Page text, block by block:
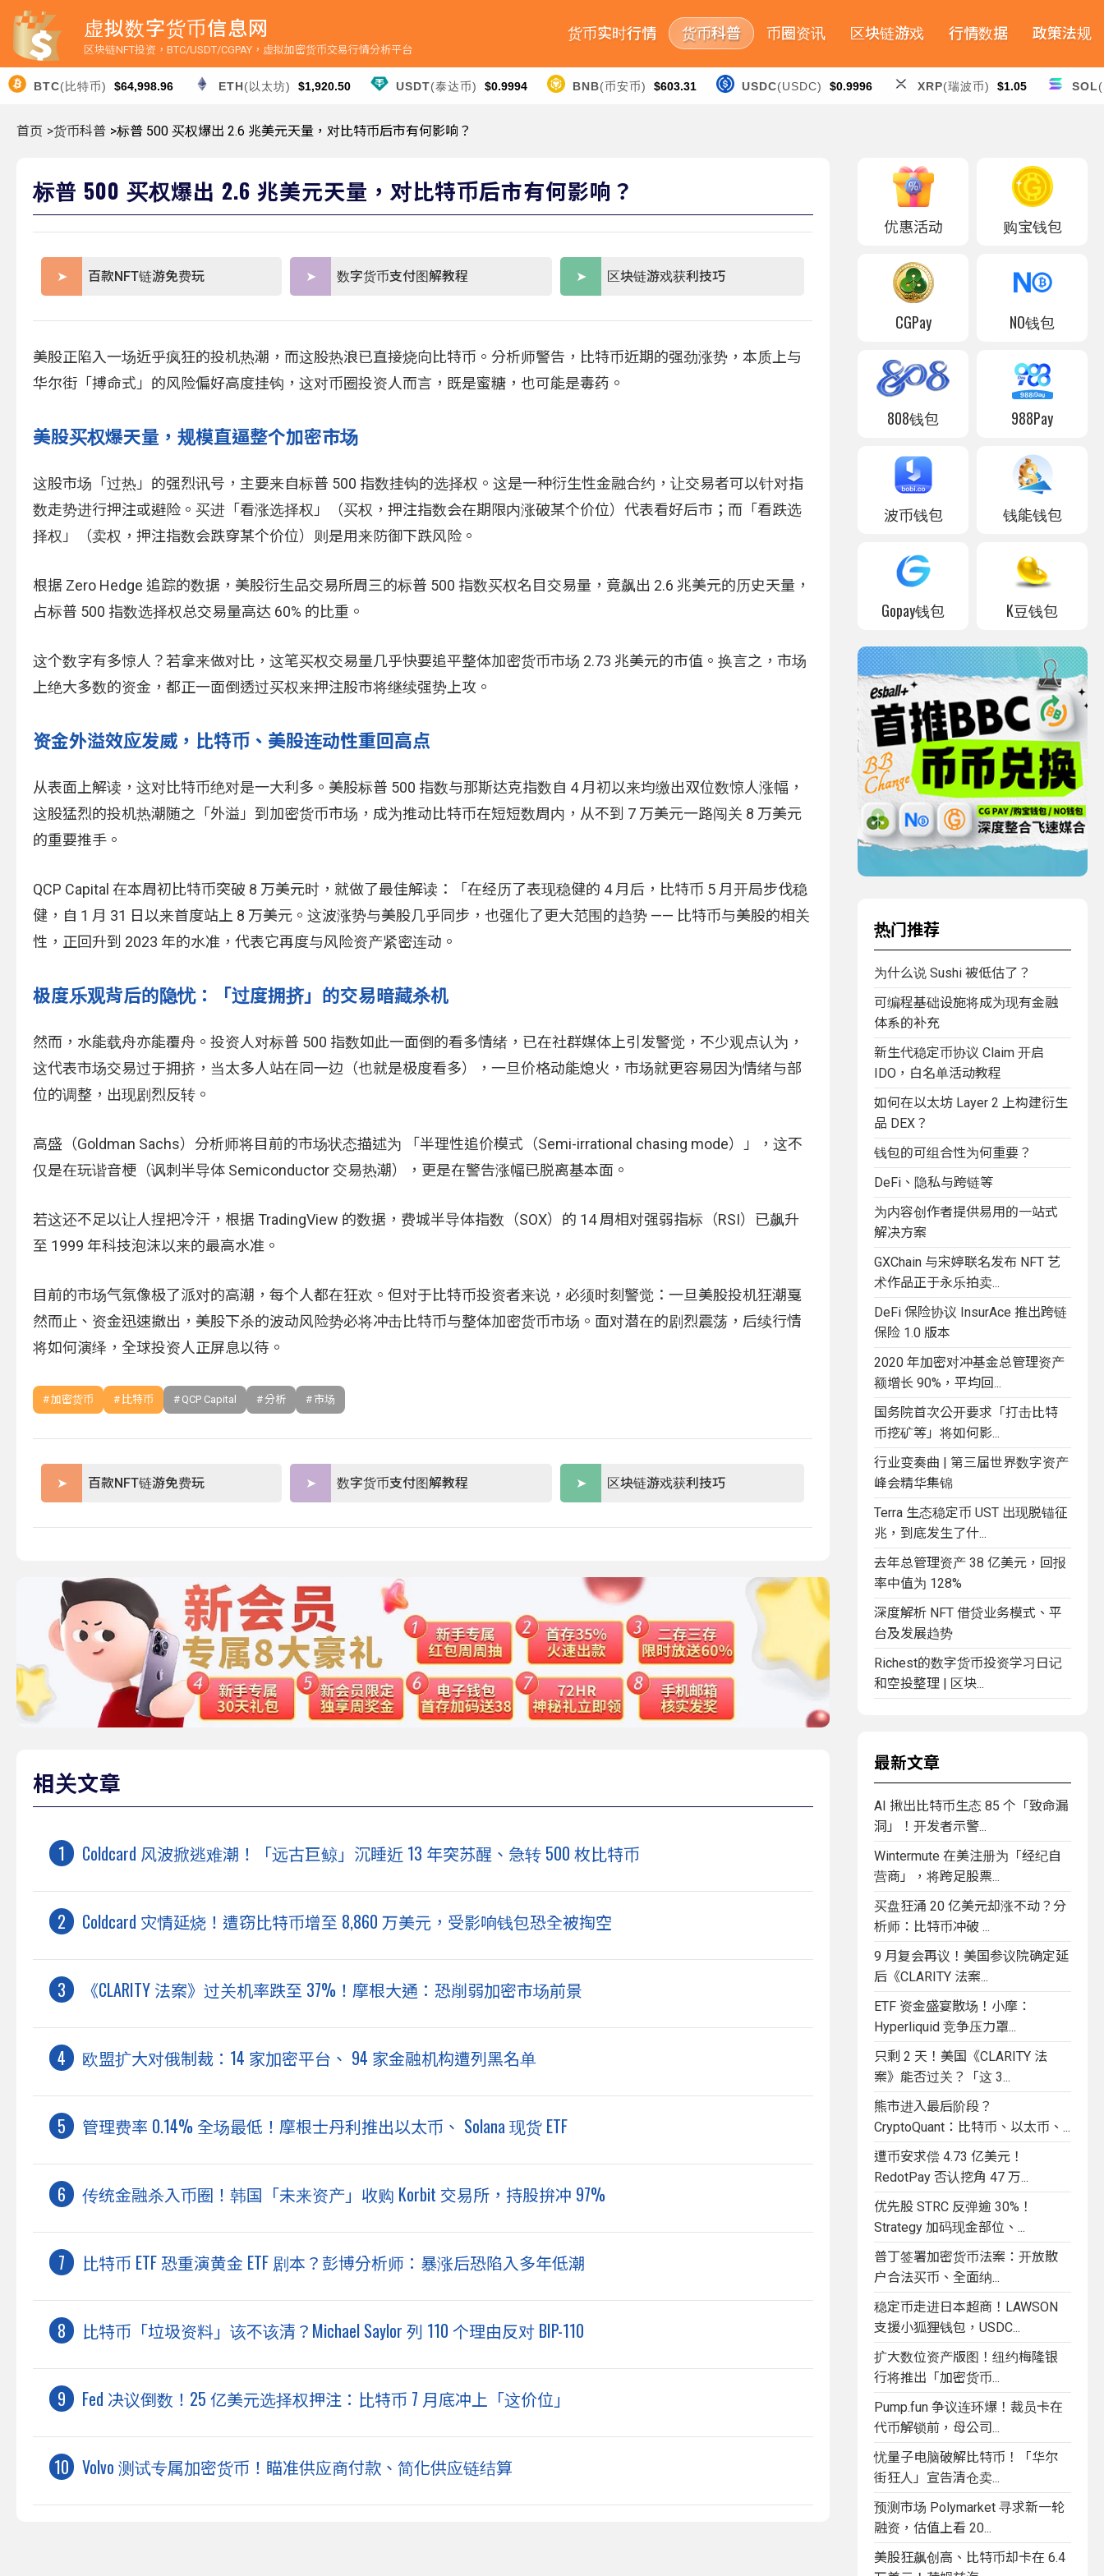
虚拟数字货币信息网
区块链NFT投资，BTC/USDT/CGPAY，虚拟加密货币交易行情分析平台
货币实时行情 货币科普 币圈资讯 区块链游戏 行情数据 政策法规
BTC(比特币) $64,998.96 ETH(以太坊) $1,920.50 USDT(泰达币) $0.9994 BNB(币安币) $603.31 USDC(USDC) $0.9996 XRP(瑞波币) $1.05 SOL
首页 >货币科普 >标普 500 买权爆出 2.6 兆美元天量，对比特币后市有何影响？
标普 500 买权爆出 2.6 兆美元天量，对比特币后市有何影响？
百款NFT链游免费玩 数字货币支付图解教程 区块链游戏获利技巧
美股正陷入一场近乎疯狂的投机热潮，而这股热浪已直接烧向比特币。分析师警告，比特币近期的强劲涨势，本质上与
华尔街「搏命式」的风险偏好高度挂钩，这对币圈投资人而言，既是蜜糖，也可能是毒药。
美股买权爆天量，规模直逼整个加密市场
这股市场「过热」的强烈讯号，主要来自标普 500 指数挂钩的选择权。这是一种衍生性金融合约，让交易者可以针对指
数走势进行押注或避险。买进「看涨选择权」（买权，押注指数会在期限内涨破某个价位）代表看好后市；而「看跌选
择权」（卖权，押注指数会跌穿某个价位）则是用来防御下跌风险。
根据 Zero Hedge 追踪的数据，美股衍生品交易所周三的标普 500 指数买权名目交易量，竟飙出 2.6 兆美元的历史天量，
占标普 500 指数选择权总交易量高达 60% 的比重。
这个数字有多惊人？若拿来做对比，这笔买权交易量几乎快要追平整体加密货币市场 2.73 兆美元的市值。换言之，市场
上绝大多数的资金，都正一面倒透过买权来押注股市将继续强势上攻。
资金外溢效应发威，比特币、美股连动性重回高点
从表面上解读，这对比特币绝对是一大利多。美股标普 500 指数与那斯达克指数自 4 月初以来均缴出双位数惊人涨幅，
这股猛烈的投机热潮随之「外溢」到加密货币市场，成为推动比特币在短短数周内，从不到 7 万美元一路闯关 8 万美元
的重要推手。
QCP Capital 在本周初比特币突破 8 万美元时，就做了最佳解读：「在经历了表现稳健的 4 月后，比特币 5 月开局步伐稳
健，自 1 月 31 日以来首度站上 8 万美元。这波涨势与美股几乎同步，也强化了更大范围的趋势 —— 比特币与美股的相关
性，正回升到 2023 年的水准，代表它再度与风险资产紧密连动。
极度乐观背后的隐忧：「过度拥挤」的交易暗藏杀机
然而，水能载舟亦能覆舟。投资人对标普 500 指数如此一面倒的看多情绪，已在社群媒体上引发警觉，不少观点认为，
这代表市场交易过于拥挤，当太多人站在同一边（也就是极度看多），一旦价格动能熄火，市场就更容易因为情绪与部
位的调整，出现剧烈反转。
高盛（Goldman Sachs）分析师将目前的市场状态描述为 「半理性追价模式（Semi-irrational chasing mode）」，这不
仅是在玩谐音梗（讽刺半导体 Semiconductor 交易热潮），更是在警告涨幅已脱离基本面。
若这还不足以让人捏把冷汗，根据 TradingView 的数据，费城半导体指数（SOX）的 14 周相对强弱指标（RSI）已飙升
至 1999 年科技泡沫以来的最高水准。
目前的市场气氛像极了派对的高潮，每个人都在狂欢。但对于比特币投资者来说，必须时刻警觉：一旦美股投机狂潮戛
然而止、资金迅速撤出，美股下杀的波动风险势必将冲击比特币与整体加密货币市场。面对潜在的剧烈震荡，后续行情
将如何演绎，全球投资人正屏息以待。
加密货币 比特币 QCP Capital 分析 市场
百款NFT链游免费玩 数字货币支付图解教程 区块链游戏获利技巧
相关文章
Coldcard 风波掀逃难潮！「远古巨鲸」沉睡近 13 年突苏醒、急转 500 枚比特币
Coldcard 灾情延烧！遭窃比特币增至 8,860 万美元，受影响钱包恐全被掏空
《CLARITY 法案》过关机率跌至 37%！摩根大通：恐削弱加密市场前景
欧盟扩大对俄制裁：14 家加密平台、 94 家金融机构遭列黑名单
管理费率 0.14% 全场最低！摩根士丹利推出以太币、 Solana 现货 ETF
传统金融杀入币圈！韩国「未来资产」收购 Korbit 交易所，持股拚冲 97%
比特币 ETF 恐重演黄金 ETF 剧本？彭博分析师：暴涨后恐陷入多年低潮
比特币「垃圾资料」该不该清？Michael Saylor 列 110 个理由反对 BIP-110
Fed 决议倒数！25 亿美元选择权押注：比特币 7 月底冲上「这价位」
Volvo 测试专属加密货币！瞄准供应商付款、简化供应链结算
优惠活动 购宝钱包
CGPay NO钱包
808钱包 988Pay
波币钱包 钱能钱包
Gopay钱包 K豆钱包
热门推荐
为什么说 Sushi 被低估了？
可编程基础设施将成为现有金融
体系的补充
新生代稳定币协议 Claim 开启
IDO，白名单活动教程
如何在以太坊 Layer 2 上构建衍生
品 DEX？
钱包的可组合性为何重要？
DeFi、隐私与跨链等
为内容创作者提供易用的一站式
解决方案
GXChain 与宋婷联名发布 NFT 艺
术作品正于永乐拍卖...
DeFi 保险协议 InsurAce 推出跨链
保险 1.0 版本
2020 年加密对冲基金总管理资产
额增长 90%，平均回...
国务院首次公开要求「打击比特
币挖矿等」将如何影...
行业变奏曲 | 第三届世界数字资产
峰会精华集锦
Terra 生态稳定币 UST 出现脱锚征
兆，到底发生了什...
去年总管理资产 38 亿美元，回报
率中值为 128%
深度解析 NFT 借贷业务模式、平
台及发展趋势
Richest的数字货币投资学习日记
和空投整理 | 区块...
最新文章
AI 揪出比特币生态 85 个「致命漏
洞」！开发者示警...
Wintermute 在美注册为「经纪自
营商」，将跨足股票...
买盘狂涌 20 亿美元却涨不动？分
析师：比特币冲破 ...
9 月复会再议！美国参议院确定延
后《CLARITY 法案...
ETF 资金盛宴散场！小摩：
Hyperliquid 竞争压力罩...
只剩 2 天！美国《CLARITY 法
案》能否过关？「这 3...
熊市进入最后阶段？
CryptoQuant：比特币、以太币、...
遭币安求偿 4.73 亿美元！
RedotPay 否认挖角 47 万...
优先股 STRC 反弹逾 30%！
Strategy 加码现金部位、...
普丁签署加密货币法案：开放散
户合法买币、全面纳...
稳定币走进日本超商！LAWSON
支援小狐狸钱包，USDC...
扩大数位资产版图！纽约梅隆银
行将推出「加密货币...
Pump.fun 争议连环爆！裁员卡在
代币解锁前，母公司...
忧量子电脑破解比特币！「华尔
街狂人」宣告清仓卖...
预测市场 Polymarket 寻求新一轮
融资，估值上看 20...
美股狂飙创高、比特币却卡在 6.4